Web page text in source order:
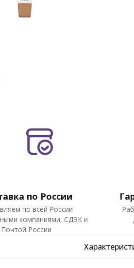
по России
по всей России
компаниями, СДЭК и
Почтой России